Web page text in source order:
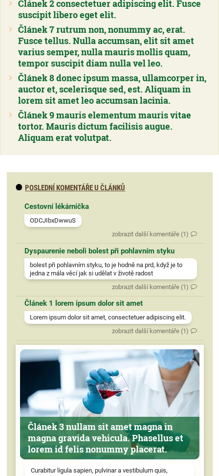
Článek 2 consectetuer adipiscing elit. Fusce
suscipit libero eget elit.
Článek 7 rutrum non, nonummy ac, erat.
Fusce tellus. Nulla accumsan, elit sit amet
varius semper, nulla mauris mollis quam,
tempor suscipit diam nulla vel leo.
Článek 8 donec ipsum massa, ullamcorper in,
auctor et, scelerisque sed, est. Aliquam in
lorem sit amet leo accumsan lacinia.
Článek 9 mauris elementum mauris vitae
tortor. Mauris dictum facilisis augue.
Aliquam erat volutpat.
POSLEDNÍ KOMENTÁŘE U ČLÁNKŮ
Cestovní lékárnička
ODCJIbxDwwuS
zobrazit další komentáře (1)
Dyspaurenie neboli bolest při pohlavním styku
bolest při pohlavním styku, to je hodně na prd, když je to
jedna z mála věcí jak si udělat v životě radost
zobrazit další komentáře (1)
Článek 1 lorem ipsum dolor sit amet
Lorem ipsum dolor sit amet, consectetuer adipiscing elit.
zobrazit další komentáře (1)
Článek 3 nullam sit amet magna in
magna gravida vehicula. Phasellus et
lorem id felis nonummy placerat.
Curabitur ligula sapien, pulvinar a vestibulum quis,